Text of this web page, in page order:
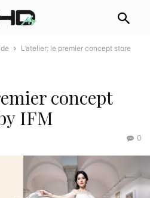
L’atelier: le premier concept store
concept
IFM
0